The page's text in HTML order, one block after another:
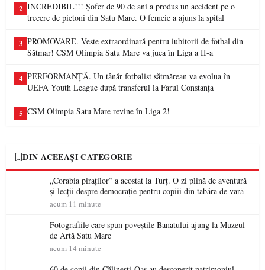
2 INCREDIBIL!!! Șofer de 90 de ani a produs un accident pe o
trecere de pietoni din Satu Mare. O femeie a ajuns la spital
3 PROMOVARE. Veste extraordinară pentru iubitorii de fotbal din
Sătmar! CSM Olimpia Satu Mare va juca în Liga a II-a
4 PERFORMANȚĂ. Un tânăr fotbalist sătmărean va evolua în
UEFA Youth League după transferul la Farul Constanța
5 CSM Olimpia Satu Mare revine în Liga 2!
DIN ACEEAȘI CATEGORIE
„Corabia piraților” a acostat la Turț. O zi plină de aventură
și lecții despre democrație pentru copiii din tabăra de vară
acum 11 minute
Fotografiile care spun poveștile Banatului ajung la Muzeul
de Artă Satu Mare
acum 14 minute